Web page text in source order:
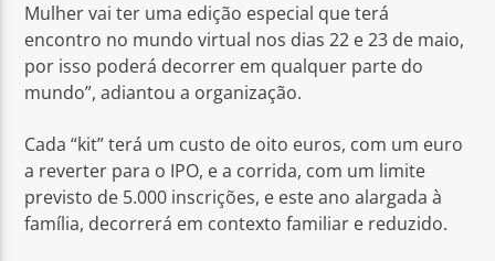
Mulher vai ter uma edição especial que terá
encontro no mundo virtual nos dias 22 e 23 de maio,
por isso poderá decorrer em qualquer parte do
mundo”, adiantou a organização.
Cada “kit” terá um custo de oito euros, com um euro
a reverter para o IPO, e a corrida, com um limite
previsto de 5.000 inscrições, e este ano alargada à
família, decorrerá em contexto familiar e reduzido.